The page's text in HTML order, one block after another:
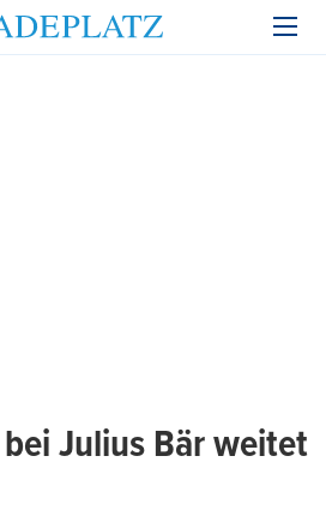
Julius Bär weitet